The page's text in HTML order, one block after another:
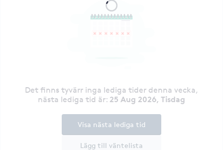
Det finns tyvärr inga lediga tider denna vecka,
nästa lediga tid är: 25 Aug 2026, Tisdag
Lägg till väntelista
Visa nästa lediga tid